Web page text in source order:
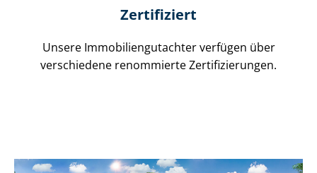
Zertifiziert
Unsere Immobilien­gutachter verfügen über
verschiedene renommierte Zer­ti­fi­zie­run­gen.